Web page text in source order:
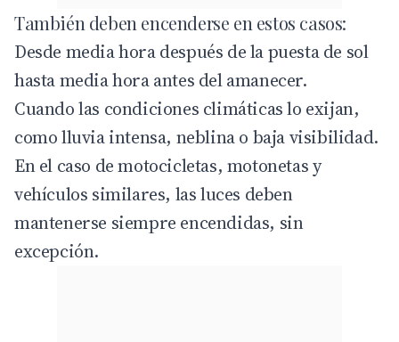
También deben encenderse en estos casos:
Desde media hora después de la puesta de sol
hasta media hora antes del amanecer.
Cuando las condiciones climáticas lo exijan,
como lluvia intensa, neblina o baja visibilidad.
En el caso de motocicletas, motonetas y
vehículos similares, las luces deben
mantenerse siempre encendidas, sin
excepción.